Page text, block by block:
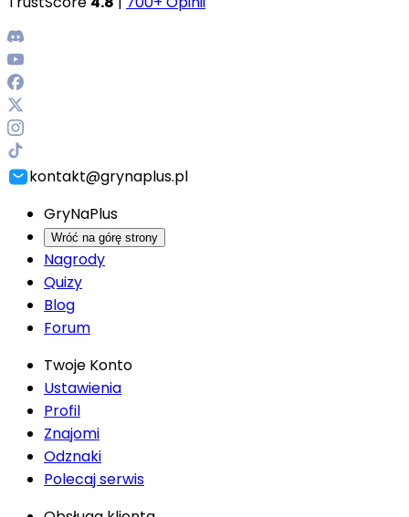
kontakt@grynaplus.pl
GryNaPlus
Wróć na górę strony
Nagrody
Quizy
Blog
Forum
Twoje Konto
Ustawienia
Profil
Znajomi
Odznaki
Polecaj serwis